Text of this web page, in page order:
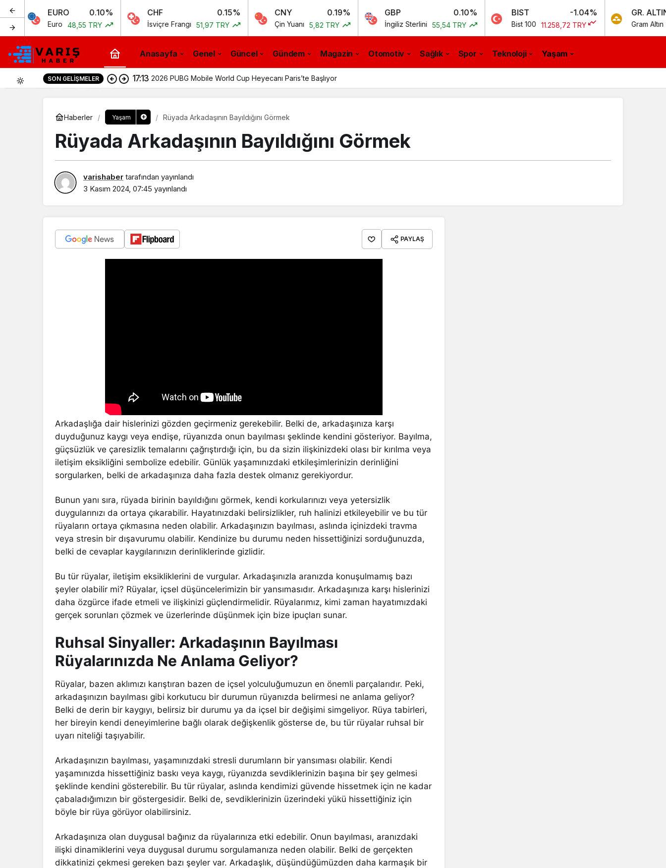
EURO 0.10%
Euro 48,55 TRY
CHF
İsviçre Frangı 51,97 TRY
CNY
Çin Yuanı 5,82 TRY
GBP
İngiliz Sterlini 55,54 TRY
BIST
Bist 100 11.258,72 TRY
GR. ALTIN
Gram Altın
Anasayfa Genel Güncel Gündem Magazin Otomotiv Sağlık Spor Teknoloji Yaşam
0
SON GELIŞMELER 17:13 2026 PUBG Mobile World Cup Heyecanı Paris’te Başlıyor
Haberler Yaşam Rüyada Arkadaşının Bayıldığını Görmek​
Rüyada Arkadaşının Bayıldığını Görmek​
varishaber tarafından yayınlandı
3 Kasım 2024, 07:45 yayınlandı
PAYLAŞ
Arkadaşlığa dair hislerinizi gözden geçirmeniz gerekebilir. Belki de, arkadaşınıza karşı
duyduğunuz kaygı veya endişe, rüyanızda onun bayılması şeklinde kendini gösteriyor. Bayılma,
güçsüzlük ve çaresizlik temalarını çağrıştırdığı için, bu da sizin ilişkinizdeki olası bir kırılma veya
iletişim eksikliğini sembolize edebilir. Günlük yaşamınızdaki etkileşimlerinizin derinliğini
sorgularken, belki de arkadaşınıza daha fazla destek olmanız gerekiyordur.
Bunun yanı sıra, rüyada birinin bayıldığını görmek, kendi korkularınızı veya yetersizlik
duygularınızı da ortaya çıkarabilir. Hayatınızdaki belirsizlikler, ruh halinizi etkileyebilir ve bu tür
rüyaların ortaya çıkmasına neden olabilir. Arkadaşınızın bayılması, aslında içinizdeki travma
veya stresin bir dışavurumu olabilir. Kendinize bu durumu neden hissettiğinizi sorduğunuzda,
belki de cevaplar kaygılarınızın derinliklerinde gizlidir.
Bu tür rüyalar, iletişim eksikliklerini de vurgular. Arkadaşınızla aranızda konuşulmamış bazı
şeyler olabilir mi? Rüyalar, içsel düşüncelerimizin bir yansımasıdır. Arkadaşınıza karşı hislerinizi
daha özgürce ifade etmeli ve ilişkinizi güçlendirmelidir. Rüyalarımız, kimi zaman hayatımızdaki
gerçek sorunları çözmek ve üzerlerinde düşünmek için bize ipuçları sunar.
Ruhsal Sinyaller: Arkadaşının Bayılması
Rüyalarınızda Ne Anlama Geliyor?
Rüyalar, bazen aklımızı karıştıran bazen de içsel yolculuğumuzun en önemli parçalarıdır. Peki,
arkadaşınızın bayılması gibi korkutucu bir durumun rüyanızda belirmesi ne anlama geliyor?
Belki de derin bir kaygıyı, belirsiz bir durumu ya da içsel bir değişimi simgeliyor. Rüya tabirleri,
her bireyin kendi deneyimlerine bağlı olarak değişkenlik gösterse de, bu tür rüyalar ruhsal bir
uyarı niteliği taşıyabilir.
Arkadaşınızın bayılması, yaşamınızdaki stresli durumların bir yansıması olabilir. Kendi
yaşamınızda hissettiğiniz baskı veya kaygı, rüyanızda sevdiklerinizin başına bir şey gelmesi
şeklinde kendini gösterebilir. Bu tür rüyalar, aslında kendimizi güvende hissetmek için ne kadar
çabaladığımızın bir göstergesidir. Belki de, sevdiklerinizin üzerindeki yükü hissettiğiniz için
böyle bir rüya görüyor olabilirsiniz.
Arkadaşınıza olan duygusal bağınız da rüyalarınıza etki edebilir. Onun bayılması, aranızdaki
ilişki dinamiklerini veya duygusal durumu sorgulamanıza neden olabilir. Belki de gerçekten
dikkatinizi çekmesi gereken bazı şeyler var. Arkadaşlık, düşündüğümüzden daha karmaşık bir